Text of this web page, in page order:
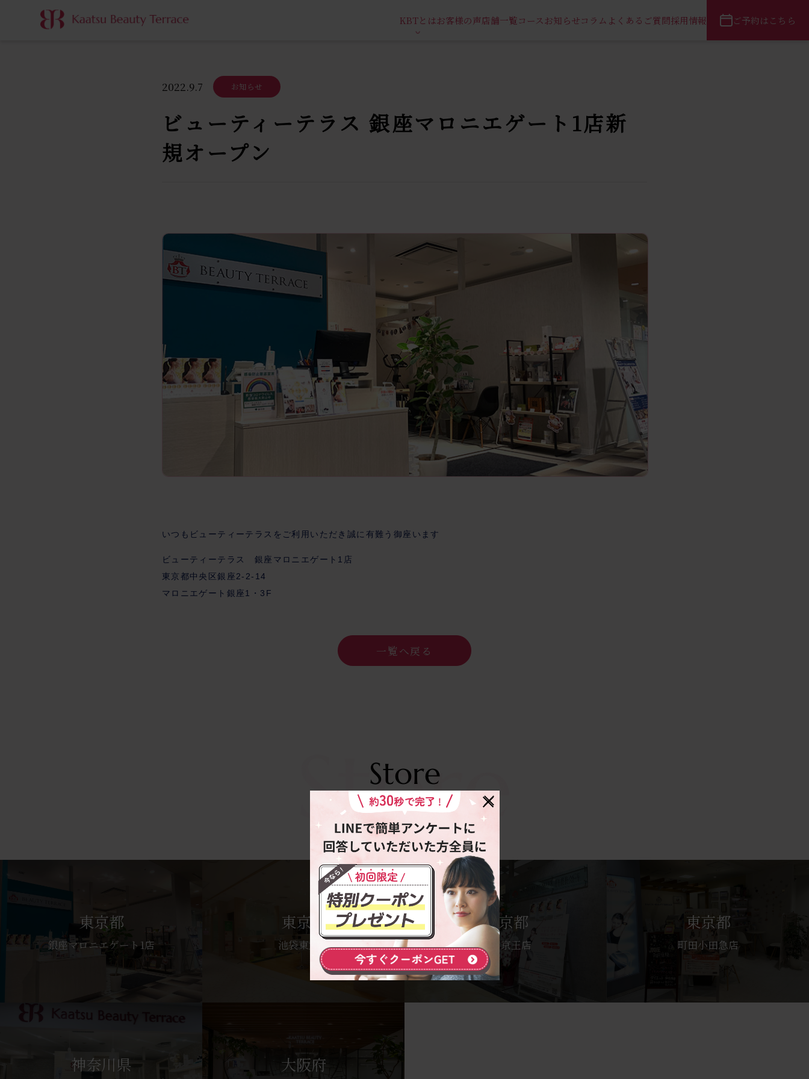
KBTとはお客様の声店舗一覧コースお知らせコラム よくあるご質問採用情報 ご予約はこちら
2022.9.7 お知らせ
ビューティーテラス 銀座マロニエゲート1店新
規オープン
いつもビューティーテラスをご利用いただき誠に有難う御座います
ビューティーテラス 銀座マロニエゲート1店
東京都中央区銀座2-2-14
マロニエゲート銀座1・3F
一覧へ戻る
Store
店舗一覧
東京都
銀座マロニエゲート1店
東京都
池袋東武店
東京都
新宿京王店
東京都
町田小田急店
神奈川県 大阪府